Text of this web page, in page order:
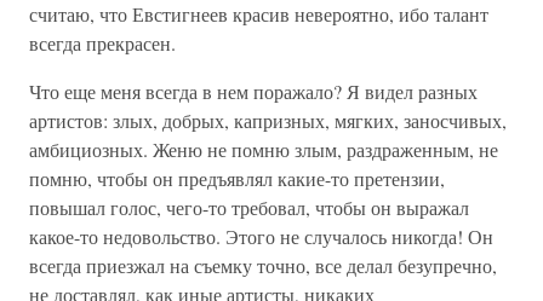
считаю, что Евстигнеев красив невероятно, ибо талант
всегда прекрасен.
Что еще меня всегда в нем поражало? Я видел разных
артистов: злых, добрых, капризных, мягких, заносчивых,
амбициозных. Женю не помню злым, раздраженным, не
помню, чтобы он предъявлял какие-то претензии,
повышал голос, чего-то требовал, чтобы он выражал
какое-то недовольство. Этого не случалось никогда! Он
всегда приезжал на съемку точно, все делал безупречно,
не доставлял, как иные артисты, никаких